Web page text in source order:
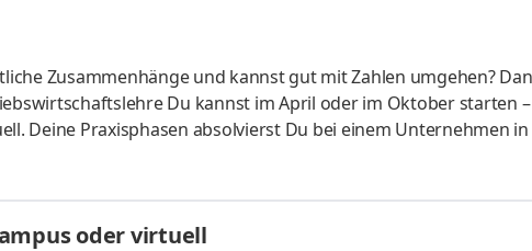
Zusammenhänge und kannst gut mit Zahlen umgehen?
Du kannst im April oder im Oktober starten
Deine Praxisphasen absolvierst Du bei einem Unternehmen
fünf Spezialisierungsmöglichkeiten – und kannst Dich so noch
&
Aufgaben Du
startenDu absolvierst ein staatlich anerkanntes
oder virtuell